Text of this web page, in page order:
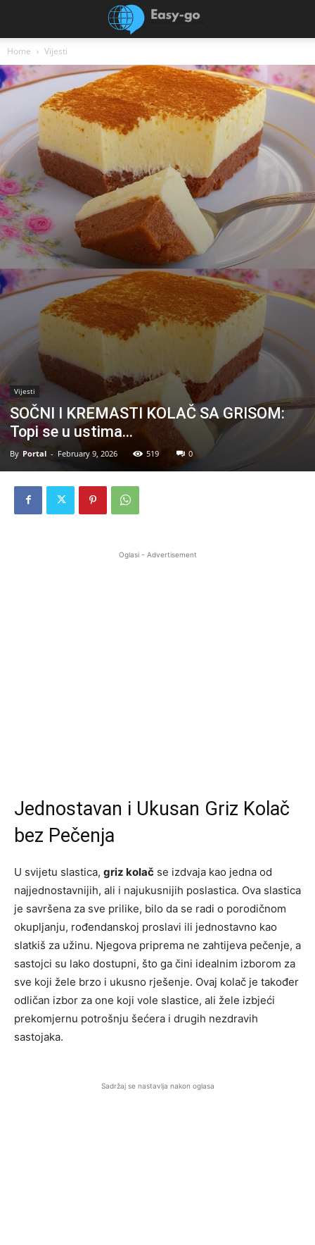
Home Vijesti
Vijesti
SOČNI I KREMASTI KOLAČ SA GRISOM:
Topi se u ustima…
By Portal - February 9, 2026 519 0
Oglasi - Advertisement
Jednostavan i Ukusan Griz Kolač
bez Pečenja
U svijetu slastica, griz kolač se izdvaja kao jedna od
najjednostavnijih, ali i najukusnijih poslastica. Ova slastica
je savršena za sve prilike, bilo da se radi o porodičnom
okupljanju, rođendanskoj proslavi ili jednostavno kao
slatkiš za užinu. Njegova priprema ne zahtijeva pečenje, a
sastojci su lako dostupni, što ga čini idealnim izborom za
sve koji žele brzo i ukusno rješenje. Ovaj kolač je također
odličan izbor za one koji vole slastice, ali žele izbjeći
prekomjernu potrošnju šećera i drugih nezdravih
sastojaka.
Sadržaj se nastavlja nakon oglasa